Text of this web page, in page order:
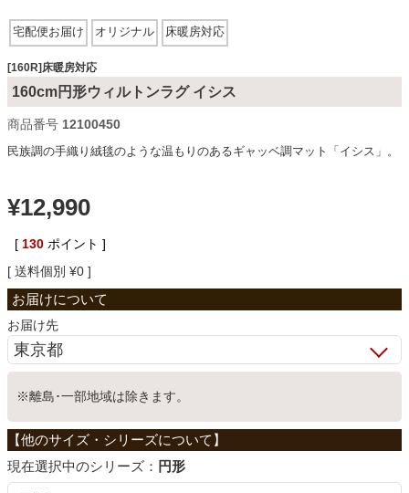
ダイニングテーブル・セット
椅子・チェア
食器棚・キッチン収納
学習机
ホームオフィス
宅配便お届け オリジナル 床暖房対応
[160R]床暖房対応
160cm円形ウィルトンラグ イシス
商品番号 12100450
民族調の手織り絨毯のような温もりのあるギャッベ調マット「イシス」。
¥12,990
[ 130 ポイント ]
送料個別 ¥0
お届け先
※離島･一部地域は除きます。
シリーズ： 円形